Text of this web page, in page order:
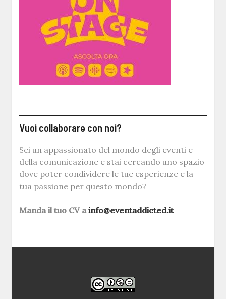
Vuoi collaborare con noi?
Sei un appassionato del mondo degli eventi e
della comunicazione e stai cercando uno spazio
dove poter condividere le tue esperienze e la
tua passione per questo mondo?
Manda il tuo CV ainfo@eventaddicted.it